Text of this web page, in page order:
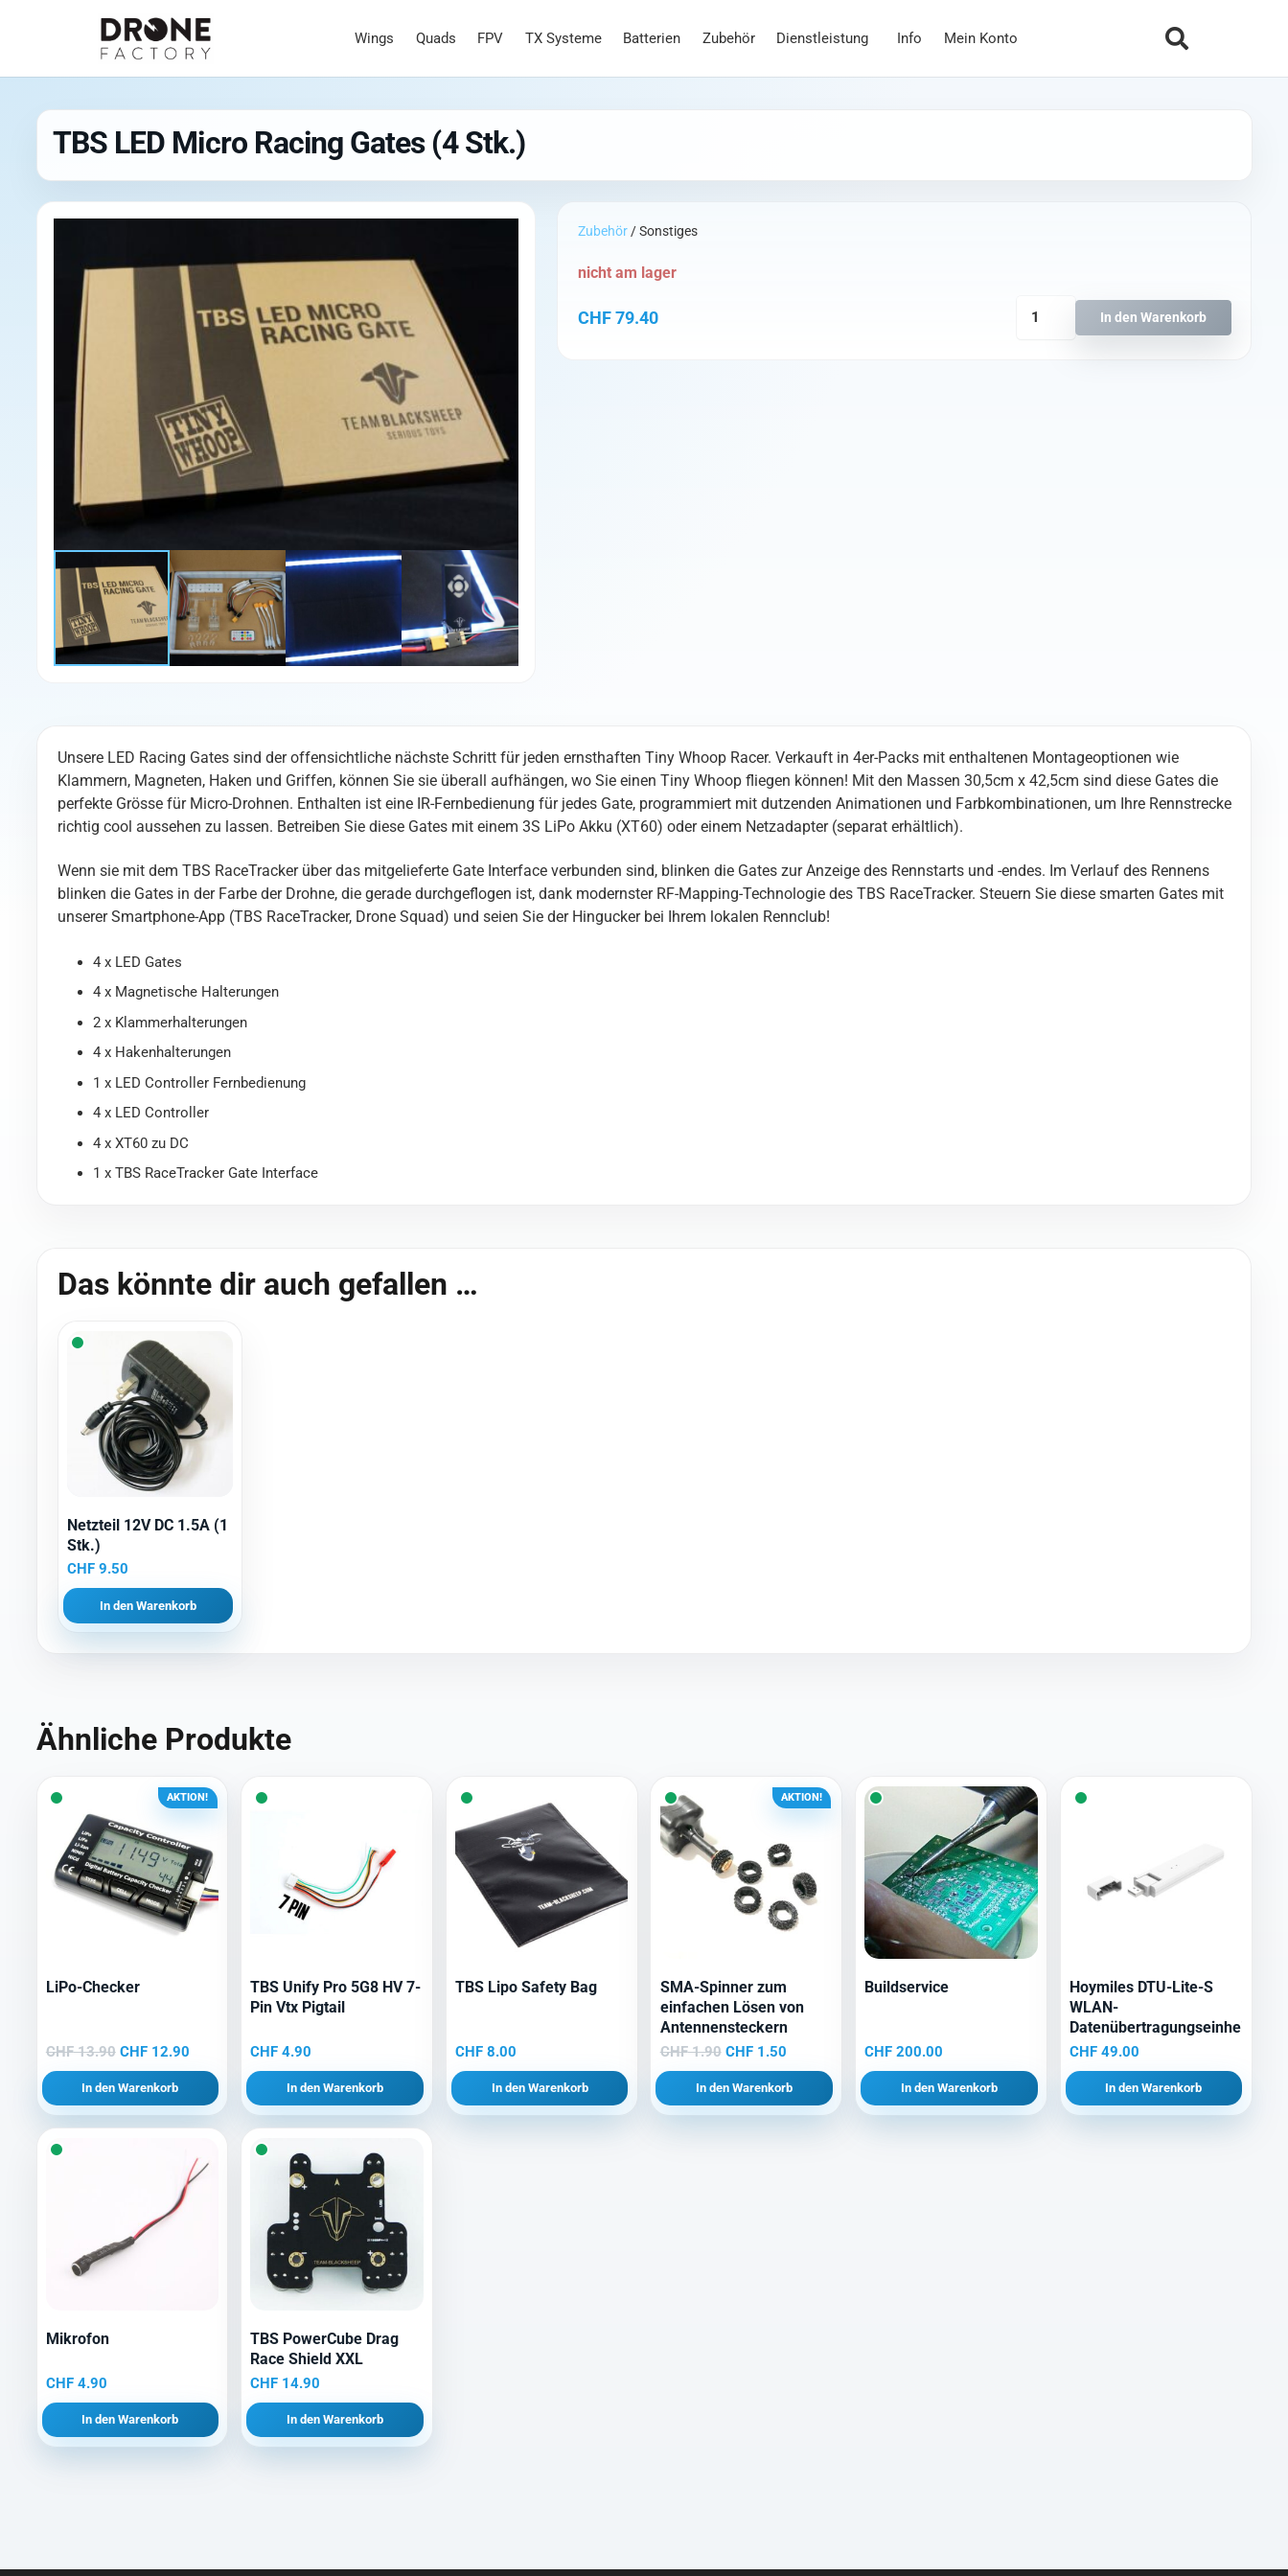
Wings Quads FPV TX Systeme Batterien Zubehör Dienstleistung Info Mein Konto
TBS LED Micro Racing Gates (4 Stk.)
Zubehör/ Sonstiges
CHF79.40
nicht am lager
In den Warenkorb
Unsere LED Racing Gates sind der offensichtliche nächste Schritt für jeden ernsthaften Tiny Whoop Racer. Verkauft in 4er-Packs mit enthaltenen Montageoptionen wie
Klammern, Magneten, Haken und Griffen, können Sie sie überall aufhängen, wo Sie einen Tiny Whoop fliegen können! Mit den Massen 30,5cm x 42,5cm sind diese Gates die
perfekte Grösse für Micro-Drohnen. Enthalten ist eine IR-Fernbedienung für jedes Gate, programmiert mit dutzenden Animationen und Farbkombinationen, um Ihre Rennstrecke
richtig cool aussehen zu lassen. Betreiben Sie diese Gates mit einem 3S LiPo Akku (XT60) oder einem Netzadapter (separat erhältlich).
Wenn sie mit dem TBS RaceTracker über das mitgelieferte Gate Interface verbunden sind, blinken die Gates zur Anzeige des Rennstarts und -endes. Im Verlauf des Rennens
blinken die Gates in der Farbe der Drohne, die gerade durchgeflogen ist, dank modernster RF-Mapping-Technologie des TBS RaceTracker. Steuern Sie diese smarten Gates mit
unserer Smartphone-App (TBS RaceTracker, Drone Squad) und seien Sie der Hingucker bei Ihrem lokalen Rennclub!
4 x LED Gates
4 x Magnetische Halterungen
2 x Klammerhalterungen
4 x Hakenhalterungen
1 x LED Controller Fernbedienung
4 x LED Controller
4 x XT60 zu DC
1 x TBS RaceTracker Gate Interface
Das könnte dir auch gefallen …
Netzteil 12V DC 1.5A (1
Stk.)
CHF9.50
In den Warenkorb
Ähnliche Produkte
AKTION!
LiPo-Checker
CHF13.90 Ursprünglicher
Preis
war:
CHF 13.90
CHF12.90Aktueller
Preis
CHF 12.90.
In den Warenkorb
TBS Unify Pro 5G8 HV 7-
Pin Vtx Pigtail
CHF 4.90
In den Warenkorb
TBS Lipo Safety Bag
CHF 8.00
In den Warenkorb
AKTION!
SMA-Spinner zum
einfachen Lösen von
Antennensteckern
CHF1.90 Ursprünglicher
Preis
war:
CHF 1.90
CHF1.50Aktueller
Preis
ist:
CHF 1.50.
In den Warenkorb
Buildservice
CHF 200.00
In den Warenkorb
Hoymiles DTU-Lite-S
WLAN-
Datenübertragungseinheit
CHF49.00
In den Warenkorb
Mikrofon
CHF4.90
In den Warenkorb
TBS PowerCube Drag
Race Shield XXL
CHF 14.90
In den Warenkorb